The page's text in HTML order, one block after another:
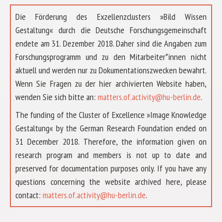
Die Förderung des Exzellenzclusters »Bild Wissen
Gestaltung« durch die Deutsche Forschungsgemeinschaft
endete am 31. Dezember 2018. Daher sind die Angaben zum
Forschungsprogramm und zu den Mitarbeiter*innen nicht
aktuell und werden nur zu Dokumentationszwecken bewahrt.
Wenn Sie Fragen zu der hier archivierten Website haben,
wenden Sie sich bitte an: matters.of.activity@hu-berlin.de.
The funding of the Cluster of Excellence »Image Knowledge
Gestaltung« by the German Research Foundation ended on
31 December 2018. Therefore, the information given on
research program and members is not up to date and
preserved for documentation purposes only. If you have any
questions concerning the website archived here, please
contact: matters.of.activity@hu-berlin.de.
ÜBER UNS